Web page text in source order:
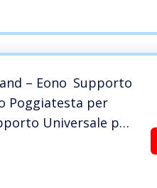
– Eono Supporto
Poggiatesta per
Universale per
a 360 Gradi